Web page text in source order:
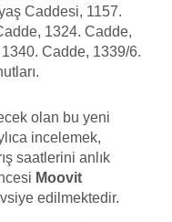
Caddesi, 1157.
1324. Cadde,
Cadde, 1339/6.
olan bu yeni
incelemek,
saatlerini anlık
Moovit
edilmektedir.